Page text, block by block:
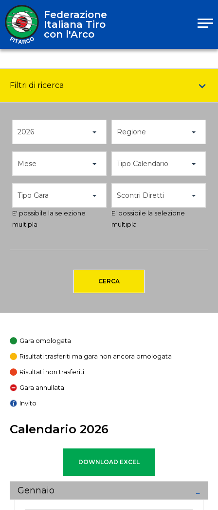
Federazione
Italiana Tiro
con l'Arco
Filtri di ricerca
2026 Regione
Mese Tipo Calendario
Tipo Gara
E' possibile la selezione
multipla
Scontri Diretti
E' possibile la selezione
multipla
CERCA
Gara omologata
Risultati trasferiti ma gara non ancora omologata
Risultati non trasferiti
Gara annullata
Invito
Calendario 2026
Gennaio